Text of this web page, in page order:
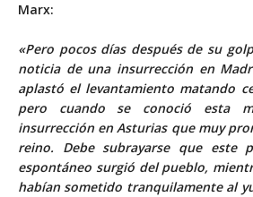
Marx:
«Pero pocos días después de su
noticia de una insurrección en
aplastó el levantamiento matando
pero cuando se conoció esta
insurrección en Asturias que muy
reino. Debe subrayarse que este
espontáneo surgió del pueblo,
habían sometido tranquilamente al